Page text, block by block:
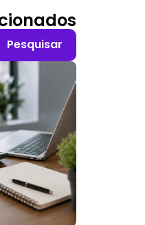
Pesquisar